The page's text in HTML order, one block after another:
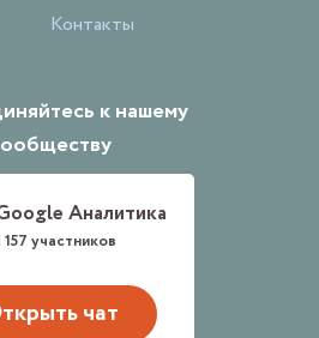
Контакты
к нашему
Аналитика
157 участников
чат